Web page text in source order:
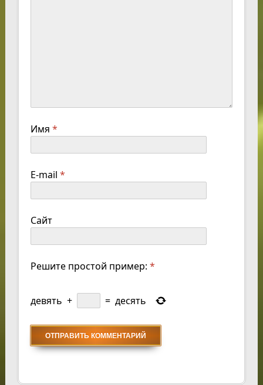
Имя *
E-mail *
Сайт
Решите простой пример: *
девять + = десять